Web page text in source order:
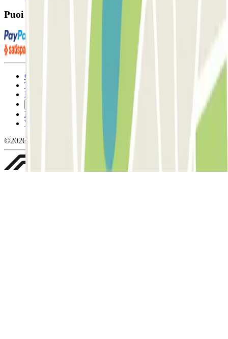
Puoi utilizzare questi metodi di pagamento:
Condizioni contrattuali e di utilizzo
Termini di cancellazione
Politica sui cookies
Politica sulla privacy
Whistleblowing
©2026 Parclick. Tutti i diritti riservati